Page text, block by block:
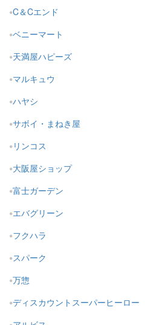
C＆Cエンド
ベニーマート
天満屋ハピーズ
マルキュウ
ハヤシ
サボイ・まねき屋
リンコス
大阪屋ショップ
富士ガーデン
エバグリーン
フクハラ
スパーク
万惣
ディスカウントスーパーヒーロー